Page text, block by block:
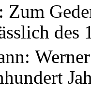
Zum
des